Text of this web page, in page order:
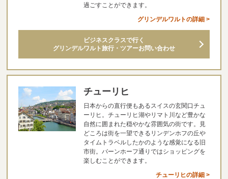
過ごすことができます。
グリンデルワルトの詳細 >
ビジネスクラスで行く
グリンデルワルト旅行・ツアーお問い合わせ
チューリヒ
日本からの直行便もあるスイスの玄関口チュ
ーリヒ。チューリヒ湖やリマト川など豊かな
自然に囲まれた穏やかな雰囲気の街です。見
どころは街を一望できるリンデンホフの丘や
タイムトラベルしたかのような感覚になる旧
市街。バーンホーフ通りではショッピングを
楽しむことができます。
チューリヒの詳細 >